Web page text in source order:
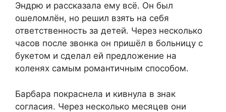
Эндрю и рассказала ему всё. Он был
ошеломлён, но решил взять на себя
ответственность за детей. Через несколько
часов после звонка он пришёл в больницу с
букетом и сделал ей предложение на
коленях самым романтичным способом.
Барбара покраснела и кивнула в знак
согласия. Через несколько месяцев они